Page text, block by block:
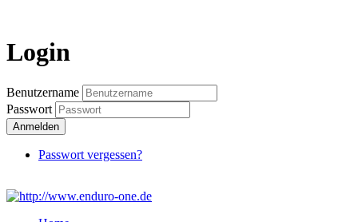
Login
Benutzername
Passwort
Anmelden
Passwort vergessen?